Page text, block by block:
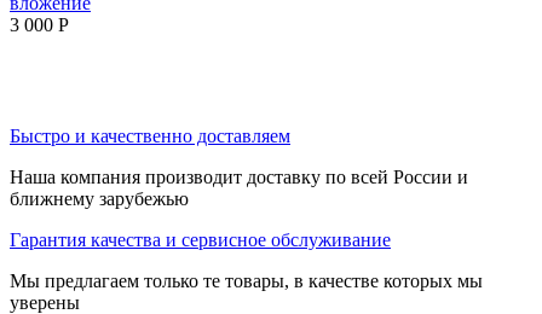
3 000 Р
Быстро и качественно доставляем
Наша компания производит доставку по всей России и
ближнему зарубежью
Гарантия качества и сервисное обслуживание
Мы предлагаем только те товары, в качестве которых мы
уверены